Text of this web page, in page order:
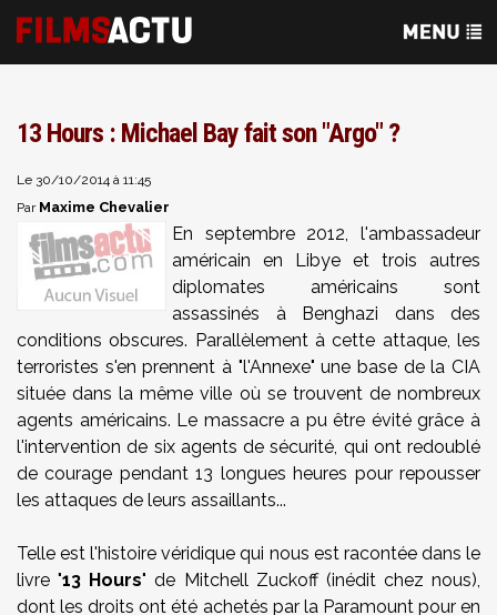
13 Hours : Michael Bay fait son "Argo" ?
Le 30/10/2014 à 11:45
Par Maxime Chevalier
En septembre 2012, l'ambassadeur
américain en Libye et trois autres
diplomates américains sont
assassinés à Benghazi dans des
conditions obscures. Parallèlement à cette attaque, les
terroristes s'en prennent à "l'Annexe" une base de la CIA
située dans la même ville où se trouvent de nombreux
agents américains. Le massacre a pu être évité grâce à
l'intervention de six agents de sécurité, qui ont redoublé
de courage pendant 13 longues heures pour repousser
les attaques de leurs assaillants...
Telle est l'histoire véridique qui nous est racontée dans le
livre "13 Hours" de Mitchell Zuckoff (inédit chez nous),
dont les droits ont été achetés par la Paramount pour en